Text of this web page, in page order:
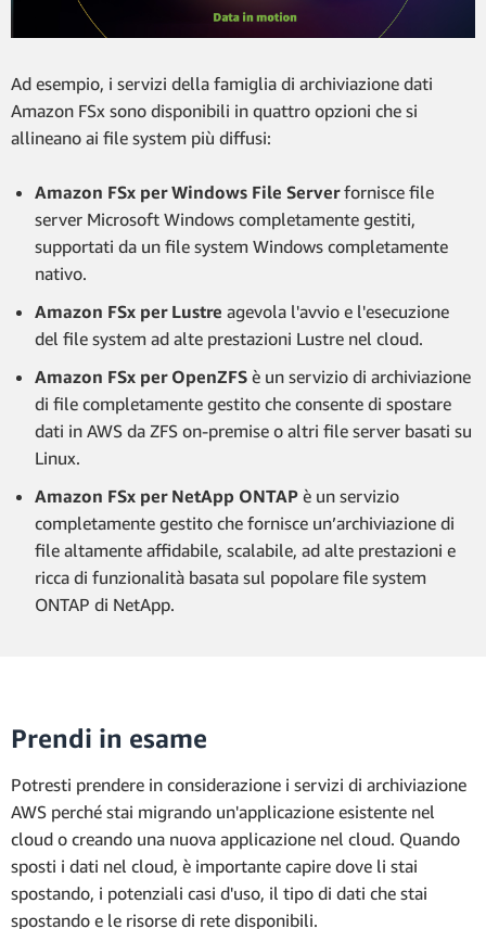
Ad esempio, i servizi della famiglia di archiviazione dati
Amazon FSx sono disponibili in quattro opzioni che si
allineano ai file system più diffusi:
Amazon FSx per Windows File Serverfornisce file
server Microsoft Windows completamente gestiti,
supportati da un file system Windows completamente
nativo.
Amazon FSx per Lustre agevola l'avvio e l'esecuzione
del file system ad alte prestazioni Lustre nel cloud.
Amazon FSx per OpenZFS è un servizio di archiviazione
di file completamente gestito che consente di spostare
dati in AWS da ZFS on-premise o altri file server basati su
Linux.
Amazon FSx per NetApp ONTAP è un servizio
completamente gestito che fornisce un’archiviazione di
file altamente affidabile, scalabile, ad alte prestazioni e
ricca di funzionalità basata sul popolare file system
ONTAP di NetApp.
Prendi in esame
Potresti prendere in considerazione i servizi di archiviazione
AWS perché stai migrando un'applicazione esistente nel
cloud o creando una nuova applicazione nel cloud. Quando
sposti i dati nel cloud, è importante capire dove li stai
spostando, i potenziali casi d'uso, il tipo di dati che stai
spostando e le risorse di rete disponibili.